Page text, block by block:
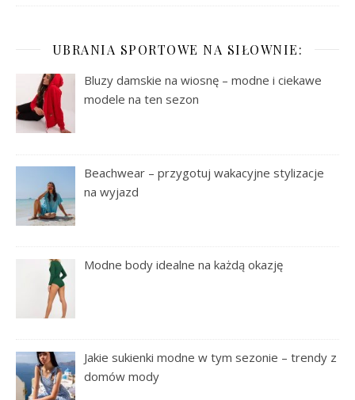
UBRANIA SPORTOWE NA SIŁOWNIE:
Bluzy damskie na wiosnę – modne i ciekawe
modele na ten sezon
Beachwear – przygotuj wakacyjne stylizacje
na wyjazd
Modne body idealne na każdą okazję
Jakie sukienki modne w tym sezonie – trendy z
domów mody